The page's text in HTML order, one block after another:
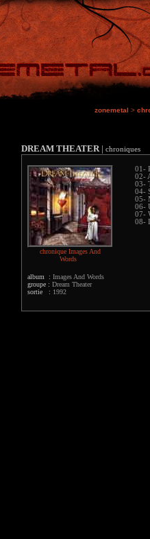
zonemetal >
DREAM THEATER| chroniques
chronique Images And
Words
album : Images And Words
groupe : Dream Theater
sortie : 1992
01-
02-
03-
04-
05-
06-
07-
08-